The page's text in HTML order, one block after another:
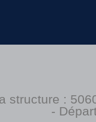
structure :
-